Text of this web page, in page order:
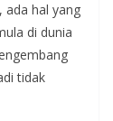
ada hal yang
di dunia
tidak